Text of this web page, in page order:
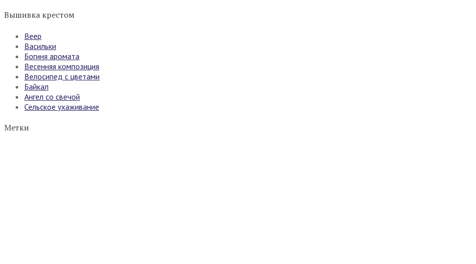
Вышивка крестом
Веер
Васильки
Богиня аромата
Весенняя композиция
Велосипед с цветами
Байкал
Ангел со свечой
Сельское ухаживание
Метки